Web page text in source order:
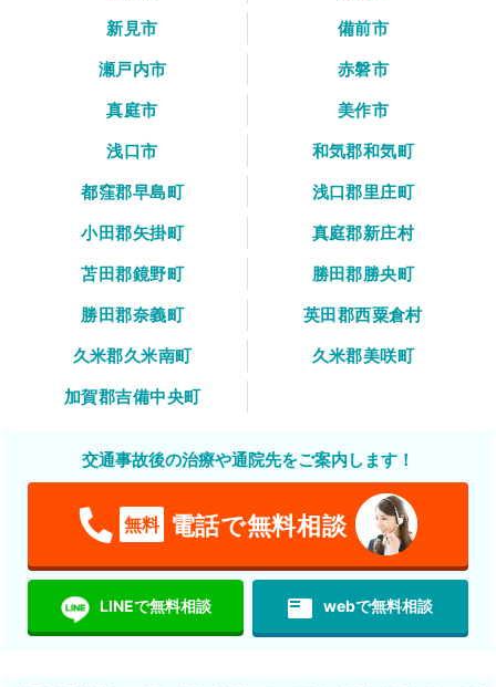
新見市
備前市
瀬戸内市
赤磐市
真庭市
美作市
浅口市
和気郡和気町
都窪郡早島町
浅口郡里庄町
小田郡矢掛町
真庭郡新庄村
苫田郡鏡野町
勝田郡勝央町
勝田郡奈義町
英田郡西粟倉村
久米郡久米南町
久米郡美咲町
加賀郡吉備中央町
交通事故後の治療や通院先をご案内します！
無料 電話で無料相談
LINEで無料相談 featured_play_list webで無料相談